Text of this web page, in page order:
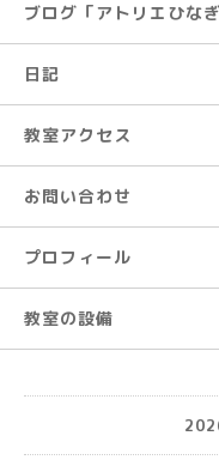
ブログ「アトリエひな
日記
教室アクセス
お問い合わせ
プロフィール
教室の設備